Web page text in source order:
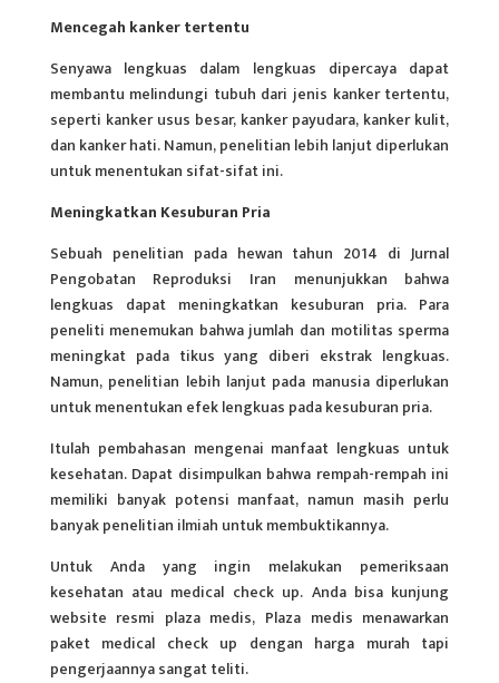
Mencegah kanker tertentu
Senyawa lengkuas dalam lengkuas dipercaya dapat
membantu melindungi tubuh dari jenis kanker tertentu,
seperti kanker usus besar, kanker payudara, kanker kulit,
dan kanker hati. Namun, penelitian lebih lanjut diperlukan
untuk menentukan sifat-sifat ini.
Meningkatkan Kesuburan Pria
Sebuah penelitian pada hewan tahun 2014 di Jurnal
Pengobatan Reproduksi Iran menunjukkan bahwa
lengkuas dapat meningkatkan kesuburan pria. Para
peneliti menemukan bahwa jumlah dan motilitas sperma
meningkat pada tikus yang diberi ekstrak lengkuas.
Namun, penelitian lebih lanjut pada manusia diperlukan
untuk menentukan efek lengkuas pada kesuburan pria.
Itulah pembahasan mengenai manfaat lengkuas untuk
kesehatan. Dapat disimpulkan bahwa rempah-rempah ini
memiliki banyak potensi manfaat, namun masih perlu
banyak penelitian ilmiah untuk membuktikannya.
Untuk Anda yang ingin melakukan pemeriksaan
kesehatan atau medical check up. Anda bisa kunjung
website resmi plaza medis, Plaza medis menawarkan
paket medical check up dengan harga murah tapi
pengerjaannya sangat teliti.